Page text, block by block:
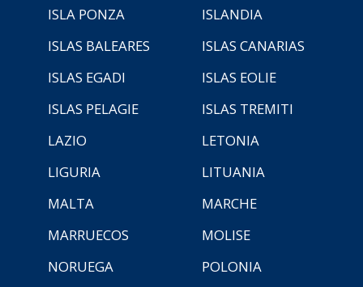
ISLA PONZA
ISLANDIA
ISLAS BALEARES
ISLAS CANARIAS
ISLAS EGADI
ISLAS EOLIE
ISLAS PELAGIE
ISLAS TREMITI
LAZIO
LETONIA
LIGURIA
LITUANIA
MALTA
MARCHE
MARRUECOS
MOLISE
NORUEGA
POLONIA